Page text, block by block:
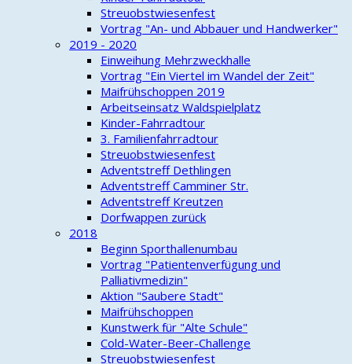
Streuobstwiesenfest
Vortrag "An- und Abbauer und Handwerker"
2019 - 2020
Einweihung Mehrzweckhalle
Vortrag "Ein Viertel im Wandel der Zeit"
Maifrühschoppen 2019
Arbeitseinsatz Waldspielplatz
Kinder-Fahrradtour
3. Familienfahrradtour
Streuobstwiesenfest
Adventstreff Dethlingen
Adventstreff Camminer Str.
Adventstreff Kreutzen
Dorfwappen zurück
2018
Beginn Sporthallenumbau
Vortrag "Patientenverfügung und
Palliativmedizin"
Aktion "Saubere Stadt"
Maifrühschoppen
Kunstwerk für "Alte Schule"
Cold-Water-Beer-Challenge
Streuobstwiesenfest